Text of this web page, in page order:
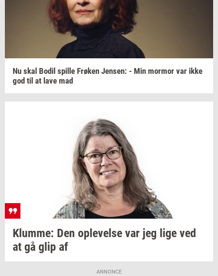
Nu skal Bodil spil­le Frø­ken Jen­sen: - Min mor­mor var ikke
god til at lave mad
Klum­me: Den op­le­vel­se var jeg lige ved
at gå glip af
ANNONCE